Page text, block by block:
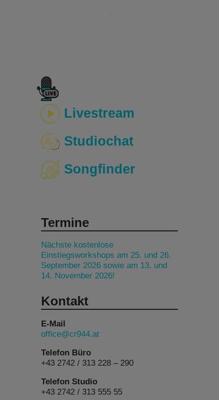
Livestream
Studiochat
Songfinder
Termine
Nächste kostenlose
Einstiegsworkshops am 25. und 26.
September 2026 sowie am 13. und
14. November 2026!
Kontakt
E-Mail
office@cr944.at
Telefon Büro
+43 2742 / 313 228 – 290
Telefon Studio
+43 2742 / 313 555 55